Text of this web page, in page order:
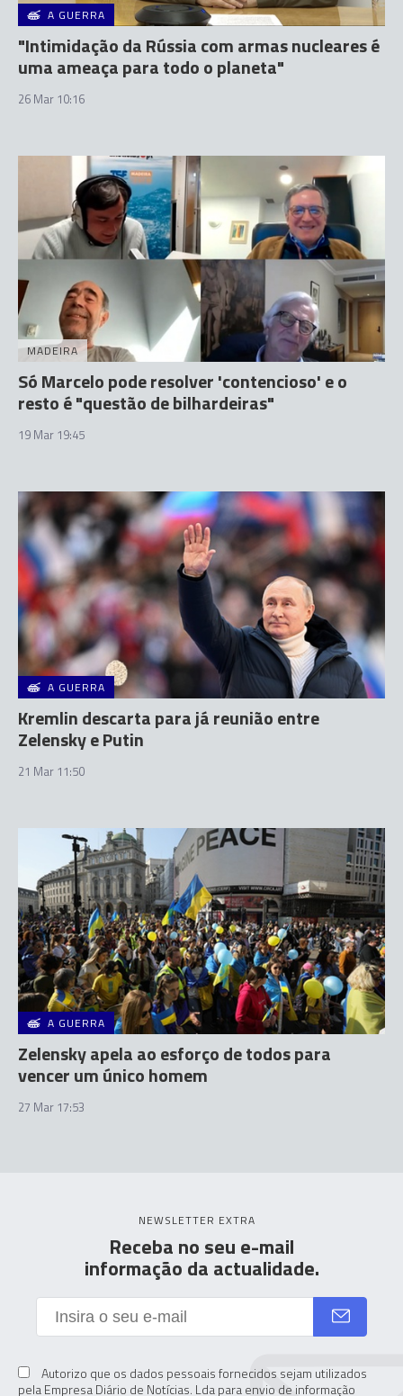
A GUERRA
"Intimidação da Rússia com armas nucleares é
uma ameaça para todo o planeta"
26 Mar 10:16
MADEIRA
Só Marcelo pode resolver 'contencioso' e o
resto é "questão de bilhardeiras"
19 Mar 19:45
A GUERRA
Kremlin descarta para já reunião entre
Zelensky e Putin
21 Mar 11:50
A GUERRA
Zelensky apela ao esforço de todos para
vencer um único homem
27 Mar 17:53
NEWSLETTER EXTRA
Receba no seu e-mail
informação da actualidade.
Autorizo que os dados pessoais fornecidos sejam utilizados
pela Empresa Diário de Notícias. Lda para envio de informação